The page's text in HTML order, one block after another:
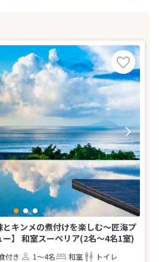
とキンメの煮付けを楽しむ～匠海プ
】 和室スーペリア(2名～4名1室)
付き 1～4名 和室
トイレ